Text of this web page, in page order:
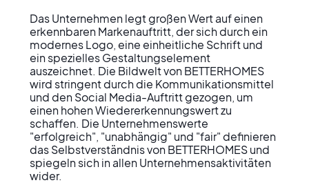
Das Unternehmen legt großen Wert auf einen
erkennbaren Markenauftritt, der sich durch ein
modernes Logo, eine einheitliche Schrift und
ein spezielles Gestaltungselement
auszeichnet. Die Bildwelt von BETTERHOMES
wird stringent durch die Kommunikationsmittel
und den Social Media-Auftritt gezogen, um
einen hohen Wiedererkennungswert zu
schaffen. Die Unternehmenswerte
"erfolgreich", "unabhängig" und "fair" definieren
das Selbstverständnis von BETTERHOMES und
spiegeln sich in allen Unternehmensaktivitäten
wider.